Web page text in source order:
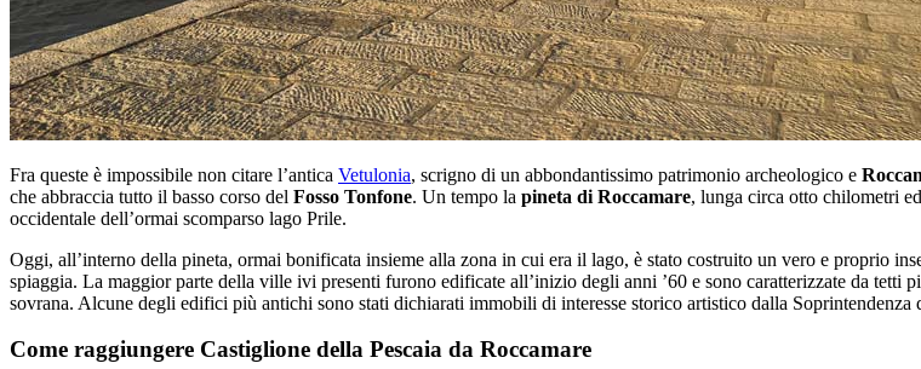
Fra queste è impossibile non citare l’antica Vetulonia, scrigno di un abbondantissimo patrimonio archeologico e
che abbraccia tutto il basso corso del Fosso Tonfone. Un tempo la pineta di Roccamare, lunga circa otto chilometri
occidentale dell’ormai scomparso lago Prile.
Oggi, all’interno della pineta, ormai bonificata insieme alla zona in cui era il lago, è stato costruito un vero e proprio
spiaggia. La maggior parte della ville ivi presenti furono edificate all’inizio degli anni ’60 e sono caratterizzate da tetti
sovrana. Alcune degli edifici più antichi sono stati dichiarati immobili di interesse storico artistico dalla Soprintendenza
Come raggiungere Castiglione della Pescaia da Roccamare